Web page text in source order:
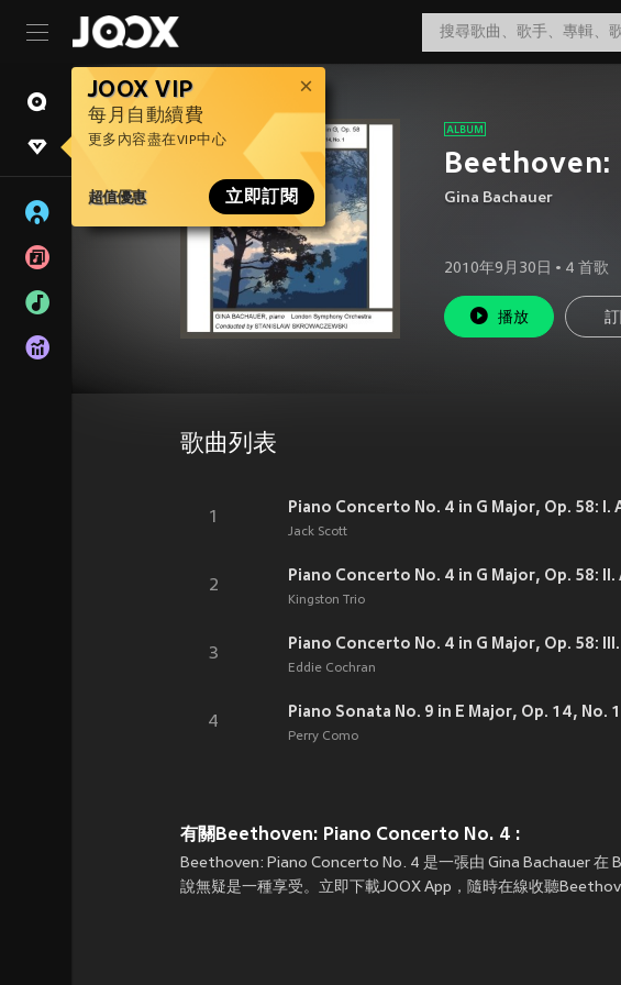
JOOX VIP
每月自動續費
更多內容盡在VIP中心
超值優惠 立即訂閱
Beethoven:
Gina Bachauer
2010年9月30日 • 4 首歌
播放
歌曲列表
1
Piano Concerto No. 4 in G Major, Op. 58:
Jack Scott
2
Piano Concerto No. 4 in G Major, Op. 58:
Kingston Trio
3
Piano Concerto No. 4 in G Major, Op. 58:
Eddie Cochran
4
Perry Como
有關Beethoven: Piano Concerto No. 4 :
Beethoven: Piano Concerto No. 4 是一張由 Gina Bachauer
說無疑是一種享受。立即下載JOOX App，隨時在線收聽